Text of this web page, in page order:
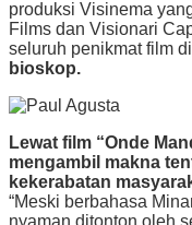
produksi Visinema
Films dan Visionari
seluruh penikmat film
bioskop.
Lewat film “Onde
mengambil makna
kekerabatan
“Meski berbahasa
nyaman ditonton oleh